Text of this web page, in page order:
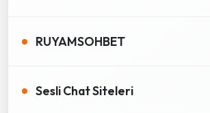
RUYAMSOHBET
Sesli Chat Siteleri